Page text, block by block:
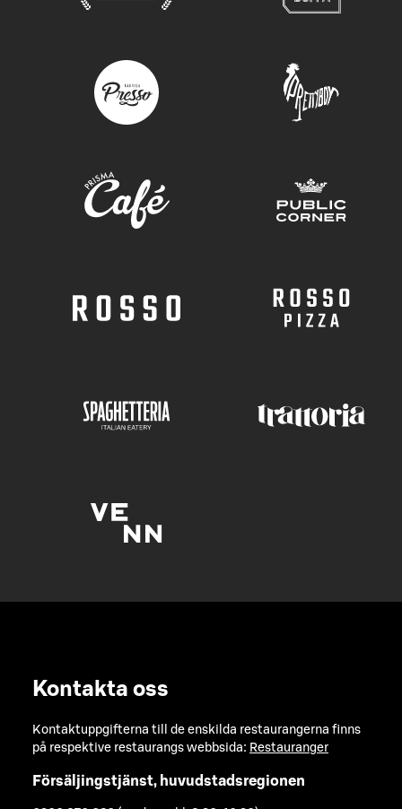
Kontakta oss
Kontaktuppgifterna till de enskilda restaurangerna finns
på respektive restaurangs webbsida: Restauranger
Försäljingstjänst, huvudstadsregionen